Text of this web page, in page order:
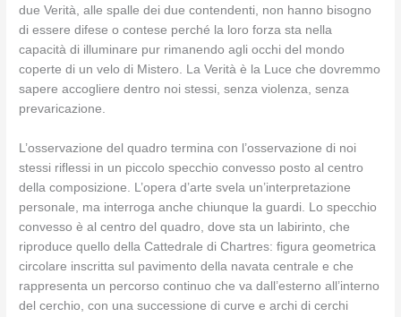
due Verità, alle spalle dei due contendenti, non hanno bisogno
di essere difese o contese perché la loro forza sta nella
capacità di illuminare pur rimanendo agli occhi del mondo
coperte di un velo di Mistero. La Verità è la Luce che dovremmo
sapere accogliere dentro noi stessi, senza violenza, senza
prevaricazione.
L’osservazione del quadro termina con l’osservazione di noi
stessi riflessi in un piccolo specchio convesso posto al centro
della composizione. L’opera d’arte svela un’interpretazione
personale, ma interroga anche chiunque la guardi. Lo specchio
convesso è al centro del quadro, dove sta un labirinto, che
riproduce quello della Cattedrale di Chartres: figura geometrica
circolare inscritta sul pavimento della navata centrale e che
rappresenta un percorso continuo che va dall’esterno all’interno
del cerchio, con una successione di curve e archi di cerchi